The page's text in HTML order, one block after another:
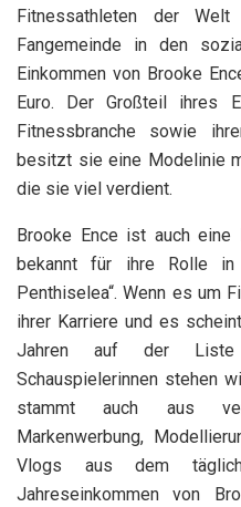
Fitnessathleten der
Fangemeinde in den
Einkommen von Brooke
Euro. Der Großteil ihres
Fitnessbranche sowie
besitzt sie eine Modelinie
die sie viel verdient.
Brooke Ence ist auch eine
bekannt für ihre Rolle in
Penthiselea“. Wenn es um
ihrer Karriere und es
Jahren auf der Liste
Schauspielerinnen stehen
stammt auch aus
Markenwerbung,
Vlogs aus dem
Jahreseinkommen von